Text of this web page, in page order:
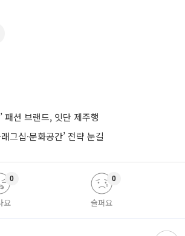
션 브랜드, 잇단 제주행
그십·문화공간’ 전략 눈길
요
0
슬퍼요
0